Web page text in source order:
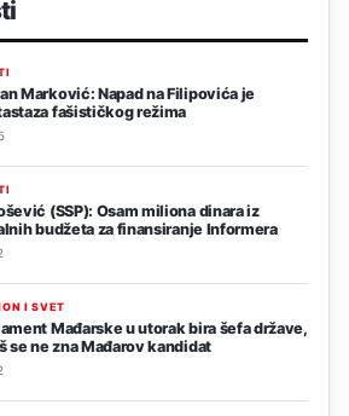
Marković: Napad na Filipovića je
fašističkog režima
(SSP): Osam miliona dinara iz
budžeta za finansiranje Informera
I SVET
Mađarske u utorak bira šefa države,
se ne zna Mađarov kandidat